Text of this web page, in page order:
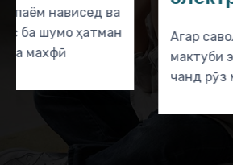
Агар савол фаврӣ набошад,
мактуби электронӣ нависед.